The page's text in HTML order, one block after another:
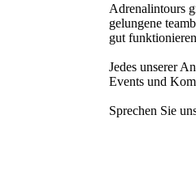
Adrenalintours
gelungene
gut
Jedes unserer
Events und
Sprechen Sie